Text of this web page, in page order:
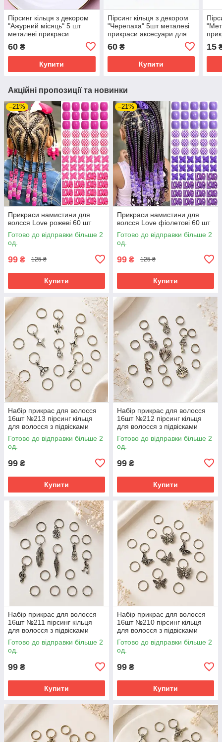
Пірсинг кільця з декором
"Ажурний місяць" 5 шт
металеві прикраси
дред сріблясті
60 ₴
Купити
Пірсинг кільця з декором
"Черепаха" 5шт металеві
прикраси аксесуари для
60₴
Купити
15
Акційні пропозиції та новинки
–21%
Прикраси намистини для
волсся Love рожеві 60 шт
Готово до відправки більше 2
од.
99 ₴ 125 ₴
Купити
–21%
Прикраси намистини для
волсся Love фіолетові 60 шт
Готово до відправки більше 2
од.
99 ₴ 125 ₴
Купити
Набір прикрас для волосся
16шт №213 пірсинг кільця
для волосся з підвісками
Готово до відправки більше 2
од.
99 ₴
Купити
Набір прикрас для волосся
16шт №212 пірсинг кільця
для волосся з підвісками
Готово до відправки більше 2
од.
99 ₴
Купити
Набір прикрас для волосся
16шт №211 пірсинг кільця
для волосся з підвісками
Готово до відправки більше 2
од.
99 ₴
Купити
Набір прикрас для волосся
16шт №210 пірсинг кільця
для волосся з підвісками
Готово до відправки більше 2
од.
99 ₴
Купити